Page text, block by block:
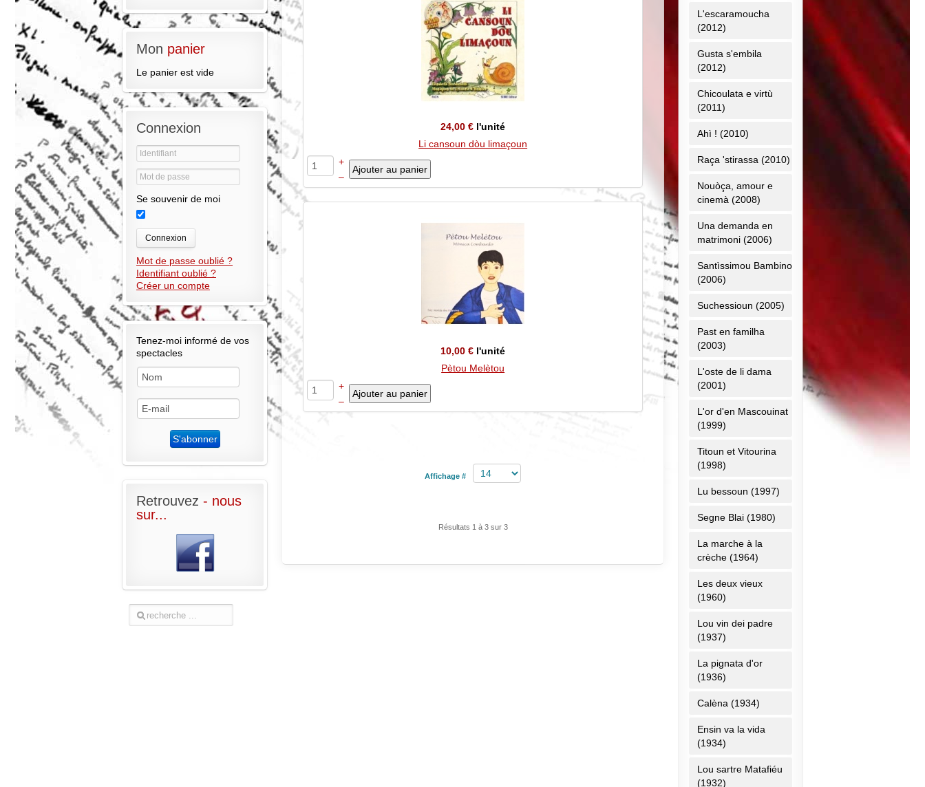
24,00 € l'unité
Li cansoun dòu limaçoun
+
–
10,00 € l'unité
Pètou Melètou
+
–
Affichage #
Résultats 1 à 3 sur 3
Mon panier
Le panier est vide
Connexion
Se souvenir de moi
Connexion
Mot de passe oublié ?
Identifiant oublié ?
Créer un compte
Tenez-moi informé de vos
spectacles
Retrouvez - nous
sur...
L'escaramoucha
(2012)
Gusta s'embila
(2012)
Chicoulata e virtù
(2011)
Ahì ! (2010)
Raça 'stirassa (2010)
Nouòça, amour e
cinemà (2008)
Una demanda en
matrimoni (2006)
Santìssimou Bambino
(2006)
Suchessioun (2005)
Past en familha
(2003)
L'oste de li dama
(2001)
L'or d'en Mascouinat
(1999)
Titoun et Vitourina
(1998)
Lu bessoun (1997)
Segne Blai (1980)
La marche à la
crèche (1964)
Les deux vieux
(1960)
Lou vin dei padre
(1937)
La pignata d'or
(1936)
Calèna (1934)
Ensin va la vida
(1934)
Lou sartre Matafiéu
(1932)